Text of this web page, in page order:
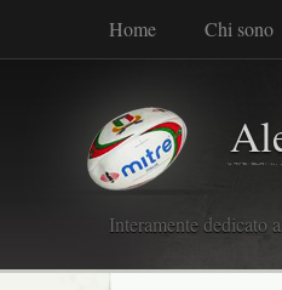
Home Chi sono
Interamente dedicato